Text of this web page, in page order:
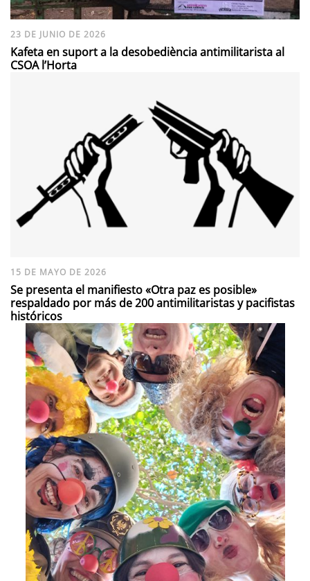
23 DE JUNIO DE 2026
Kafeta en suport a la desobediència antimilitarista al
CSOA l’Horta
15 DE MAYO DE 2026
Se presenta el manifiesto «Otra paz es posible»
respaldado por más de 200 antimilitaristas y pacifistas
históricos